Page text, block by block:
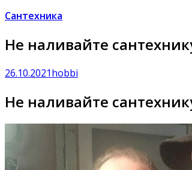
Сантехника
Не наливайте
26.10.2021hobbi
Не наливайте